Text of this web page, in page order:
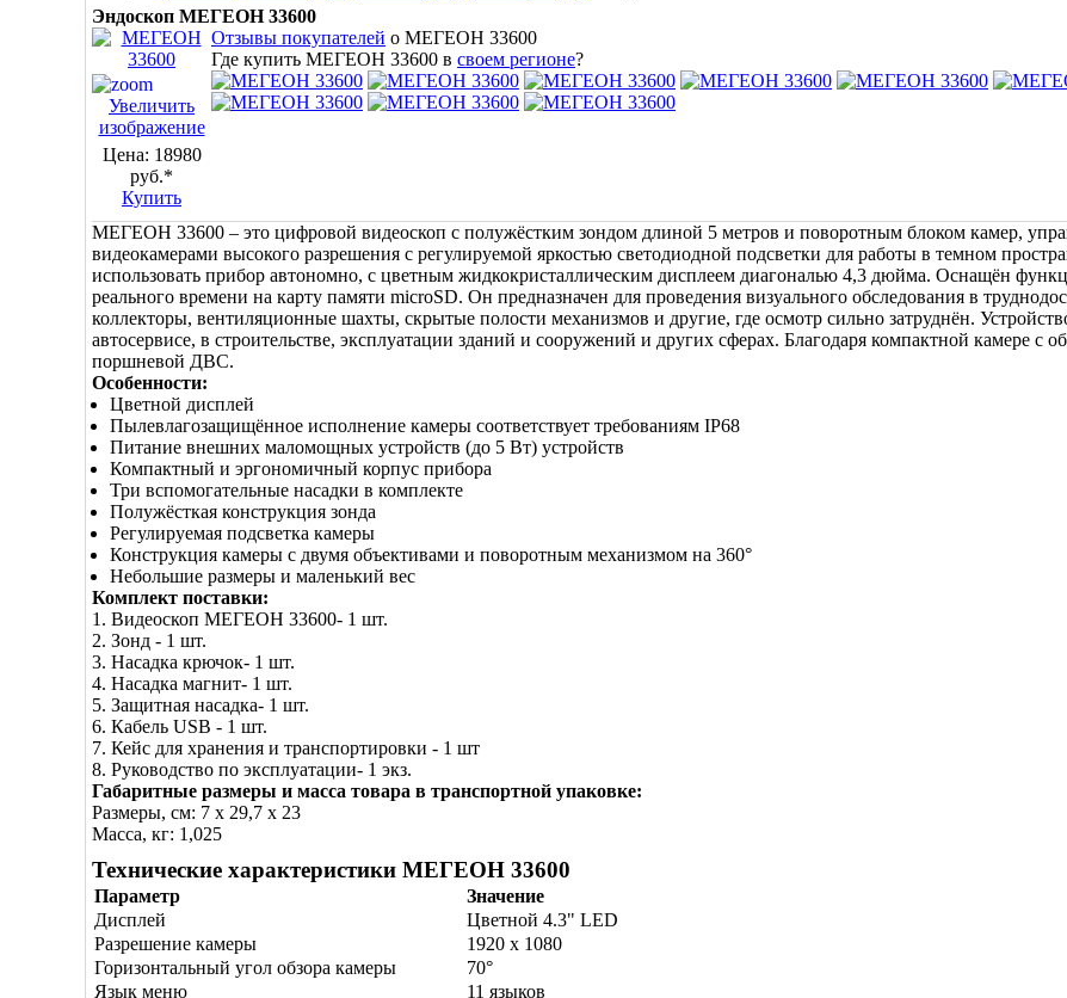
Эндоскоп МЕГЕОН 33600
Увеличить
изображение
Цена: 18980
руб.*
Купить
Отзывы покупателей о МЕГЕОН 33600
Где купить МЕГЕОН 33600 в своем регионе?
МЕГЕОН 33600 – это цифровой видеоскоп с полужёстким зондом длиной 5 метров и поворотным блоком камер,
видеокамерами высокого разрешения с регулируемой яркостью светодиодной подсветки для работы в темном
использовать прибор автономно, с цветным жидкокристаллическим дисплеем диагональю 4,3 дюйма. Оснащён
реального времени на карту памяти microSD. Он предназначен для проведения визуального обследования в
коллекторы, вентиляционные шахты, скрытые полости механизмов и другие, где осмотр сильно затруднён.
автосервисе, в строительстве, эксплуатации зданий и сооружений и других сферах. Благодаря компактной камере с
поршневой ДВС.
Особенности:
Цветной дисплей
Пылевлагозащищённое исполнение камеры соответствует требованиям IP68
Питание внешних маломощных устройств (до 5 Вт) устройств
Компактный и эргономичный корпус прибора
Три вспомогательные насадки в комплекте
Полужёсткая конструкция зонда
Регулируемая подсветка камеры
Конструкция камеры с двумя объективами и поворотным механизмом на 360°
Небольшие размеры и маленький вес
Комплект поставки:
1. Видеоскоп МЕГЕОН 33600- 1 шт.
2. Зонд - 1 шт.
3. Насадка крючок- 1 шт.
4. Насадка магнит- 1 шт.
5. Защитная насадка- 1 шт.
6. Кабель USB - 1 шт.
7. Кейс для хранения и транспортировки - 1 шт
8. Руководство по эксплуатации- 1 экз.
Габаритные размеры и масса товара в транспортной упаковке:
Размеры, см: 7 x 29,7 x 23
Масса, кг: 1,025
Технические характеристики МЕГЕОН 33600
Параметр
Значение
Дисплей
Цветной 4.3" LED
Разрешение камеры
1920 х 1080
Горизонтальный угол обзора камеры
70°
Язык меню
11 языков